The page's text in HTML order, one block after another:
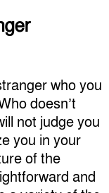
who you
doesn’t
not judge you
you in your
of the
and